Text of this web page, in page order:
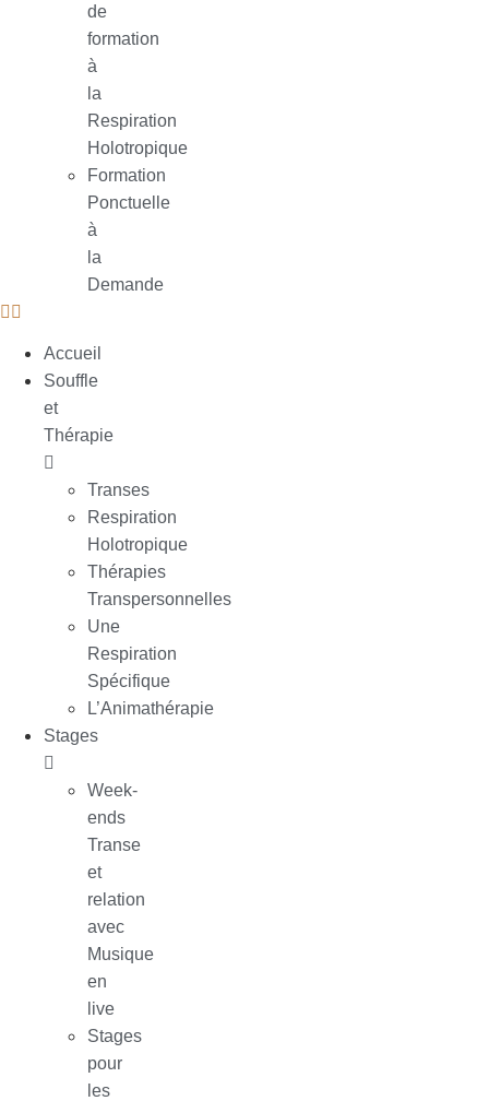
de
formation
à
la
Respiration
Holotropique
Formation
Ponctuelle
à
la
Demande
Accueil
Souffle
et
Thérapie
Transes
Respiration
Holotropique
Thérapies
Transpersonnelles
Une
Respiration
Spécifique
L’Animathérapie
Stages
Week-
ends
Transe
et
relation
avec
Musique
en
live
Stages
pour
les